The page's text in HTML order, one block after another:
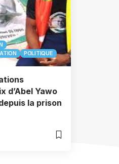
POLITIQUE
d’Abel Yawo
la prison